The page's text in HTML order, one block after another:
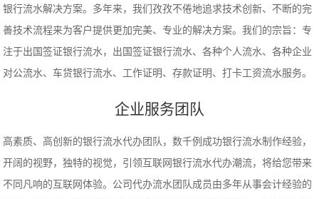
银行流水解决方案。多年来，我们孜孜不倦地追求技术创新、不断的完
善技术流程来为客户提供更加完美、专业的解决方案。我们的宗旨：专
注于出国签证银行流水，出国签证银行流水、各种个人流水、各种企业
对公流水、车贷银行流水、工作证明、存款证明、打卡工资流水服务。
企业服务团队
高素质、高创新的银行流水代办团队，数千例成功银行流水制作经验，
开阔的视野，独特的视觉，引领互联网银行流水代办潮流，将给您带来
不同凡响的互联网体验。公司代办流水团队成员由多年从事会计经验的